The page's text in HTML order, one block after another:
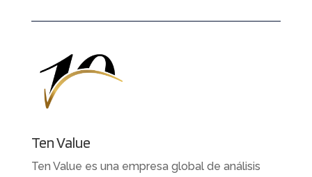
Ten Value
Ten Value es una empresa global de análisis